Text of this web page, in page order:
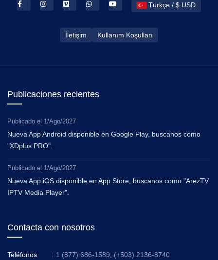
Türkçe / $ USD
İletişim Kullanım Koşulları
Publicaciones recientes
Publicado el 1/Ago/2027
Nueva App Android disponible en Google Play, buscanos como
"XDplus PRO".
Publicado el 1/Ago/2027
Nueva App iOS disponible en App Store, buscanos como "ArezTV
IPTV Media Player".
Contacta con nosotros
Teléfonos : 1 (877) 686-1589 (+503) 2136-8740